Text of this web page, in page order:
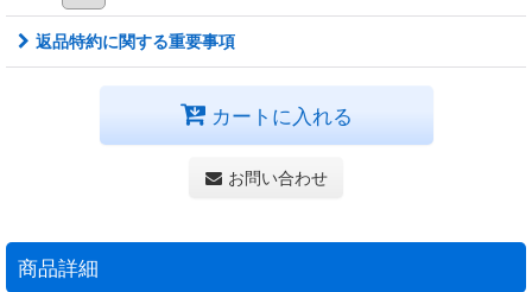
返品特約に関する重要事項
カートに入れる
お問い合わせ
商品詳細